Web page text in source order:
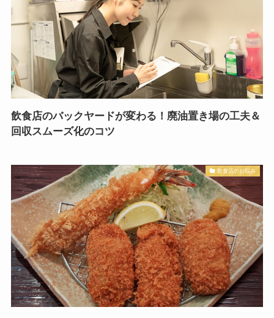
飲食店のバックヤードが変わる！廃油置き場の工夫＆
回収スムーズ化のコツ
飲食店のお悩み